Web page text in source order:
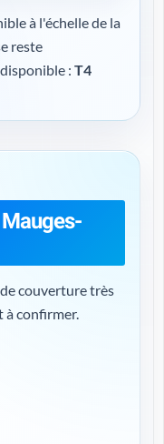
à l'échelle de la
reste
: T4
couverture très
à confirmer.